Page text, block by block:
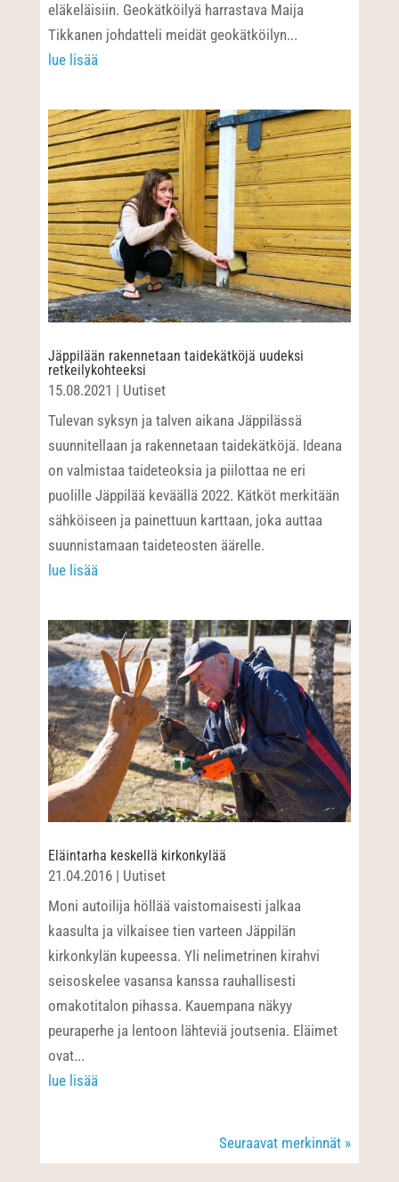
eläkeläisiin. Geokätköilyä harrastava Maija
Tikkanen johdatteli meidät geokätköilyn...
lue lisää
Jäppilään rakennetaan taidekätköjä uudeksi
retkeilykohteeksi
15.08.2021 | Uutiset
Tulevan syksyn ja talven aikana Jäppilässä
suunnitellaan ja rakennetaan taidekätköjä. Ideana
on valmistaa taideteoksia ja piilottaa ne eri
puolille Jäppilää keväällä 2022. Kätköt merkitään
sähköiseen ja painettuun karttaan, joka auttaa
suunnistamaan taideteosten äärelle.
lue lisää
Eläintarha keskellä kirkonkylää
21.04.2016| Uutiset
Moni autoilija höllää vaistomaisesti jalkaa
kaasulta ja vilkaisee tien varteen Jäppilän
kirkonkylän kupeessa. Yli nelimetrinen kirahvi
seisoskelee vasansa kanssa rauhallisesti
omakotitalon pihassa. Kauempana näkyy
peuraperhe ja lentoon lähteviä joutsenia. Eläimet
ovat...
lue lisää
Seuraavat merkinnät »